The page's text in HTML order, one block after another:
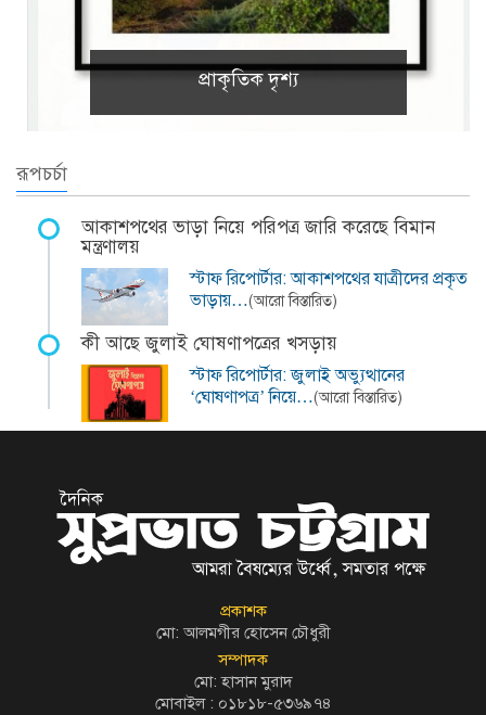
প্রাকৃতিক দৃশ্য
রূপচর্চা
আকাশপথের ভাড়া নিয়ে পরিপত্র জারি করেছে বিমান
মন্ত্রণালয়
স্টাফ রিপোর্টার: আকাশপথের যাত্রীদের প্রকৃত
ভাড়ায়…(আরো বিস্তারিত)
কী আছে জুলাই ঘোষণাপত্রের খসড়ায়
স্টাফ রিপোর্টার: জুলাই অভ্যুত্থানের
‘ঘোষণাপত্র’ নিয়ে…(আরো বিস্তারিত)
প্রকাশক
মো: আলমগীর হোসেন চৌধুরী
সম্পাদক
মো: হাসান মুরাদ
মোবাইল : ০১৮১৮-৫৩৬৯৭৪